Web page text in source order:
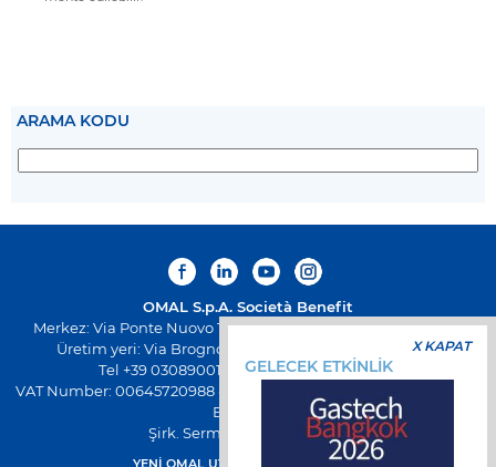
ARAMA KODU
OMAL S.p.A. Società Benefit
Merkez: Via Ponte Nuovo 11, Rodengo Saiano (Brescia) Italya
Üretim yeri: Via Brognolo 12, Passirano (Brescia) Italya
Tel +39 0308900145 Faks +39 0308900423
VAT Number: 00645720988 - Fiscal Code: 01661640175 - Sicil REA
BS-258271
Şirk. Serm. € 500.000,00 I.V
YENİ OMAL UYGULAMASINI İNDİRİN
X KAPAT
GELECEK ETKİNLİK